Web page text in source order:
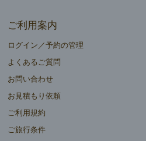
ご利用案内
ログイン／予約の管理
よくあるご質問
お問い合わせ
お見積もり依頼
ご利用規約
ご旅行条件